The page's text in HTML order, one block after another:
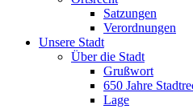
Satzungen
Verordnungen
Unsere Stadt
Über die Stadt
Grußwort
650 Jahre
Lage